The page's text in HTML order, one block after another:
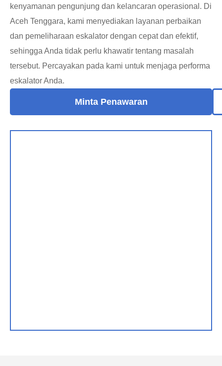
kenyamanan pengunjung dan kelancaran operasional. Di
Aceh Tenggara, kami menyediakan layanan perbaikan
dan pemeliharaan eskalator dengan cepat dan efektif,
sehingga Anda tidak perlu khawatir tentang masalah
tersebut. Percayakan pada kami untuk menjaga performa
eskalator Anda.
Minta Penawaran